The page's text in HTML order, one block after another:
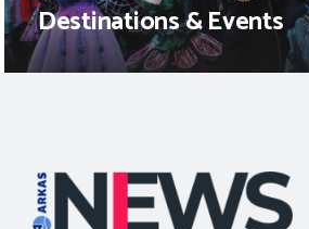
Destinations & Events